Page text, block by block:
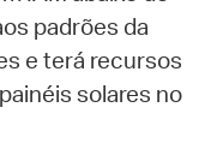
padrões da
e terá recursos
solares no